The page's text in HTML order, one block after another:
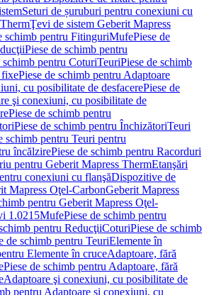
Seturi de șuruburi pentru conexiuni cu
Ţevi de sistem Geberit Mapress
schimb pentru FitinguriMufePiese de
Piese de schimb pentru
schimb pentru CoturiTeuriPiese de schimb
fixePiese de schimb pentru Adaptoare
cu posibilitate de desfacerePiese de
şi conexiuni, cu posibilitate de
Piese de schimb pentru
Piese de schimb pentru ÎnchizătoriTeuri
schimb pentru Teuri pentru
încălzirePiese de schimb pentru Racorduri
pentru Geberit Mapress ThermEtanşări
conexiuni cu flanşăDispozitive de
Mapress Oţel-CarbonGeberit Mapress
pentru Geberit Mapress Oţel-
1.0215MufePiese de schimb pentru
pentru ReducţiiCoturiPiese de schimb
de schimb pentru TeuriElemente în
Elemente în cruceAdaptoare, fără
Piese de schimb pentru Adaptoare, fără
Adaptoare şi conexiuni, cu posibilitate de
pentru Adaptoare şi conexiuni, cu